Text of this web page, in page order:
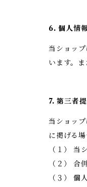
6. 個人情
当ショッ
います。
7. 第三者
当ショッ
に掲げる
（１） 当
（２） 合
（３） 個